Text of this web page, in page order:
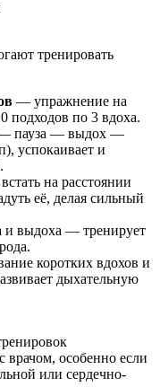
тренировать
— упражнение на
подходов по 3 вдоха.
пауза — выдох —
успокаивает и
на расстоянии
её, делая сильный
и выдоха — тренирует
коротких вдохов и
дыхательную
врачом, особенно если
или сердечно-